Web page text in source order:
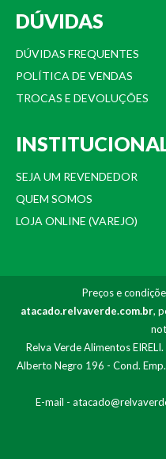
DÚVIDAS
DÚVIDAS FREQUENTES
POLÍTICA DE VENDAS
TROCAS E DEVOLUÇÕES
SEJA UM REVENDEDOR
QUEM SOMOS
LOJA ONLINE (VAREJO)
Preços e
atacado.relvaverde.com.br,
Relva Verde Alimentos
Alberto Negro 196 - Cond.
E-mail -